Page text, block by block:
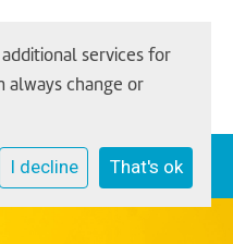
services for
always change or
I decline That's ok